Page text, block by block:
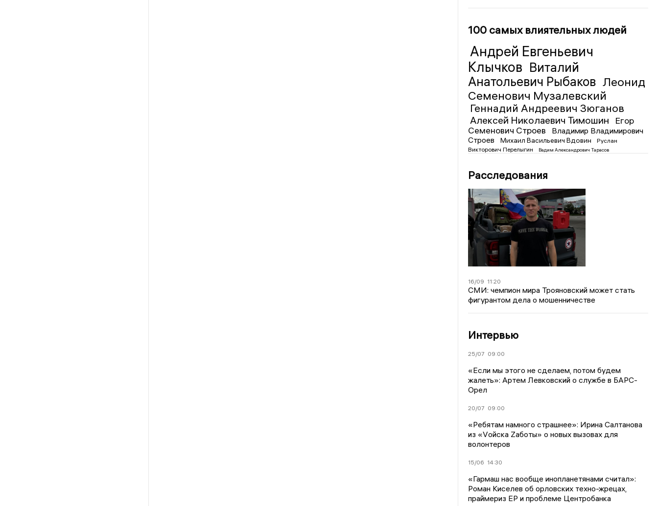
100 самых влиятельных людей
Андрей Евгеньевич
Клычков Виталий
Анатольевич Рыбаков Леонид
Семенович Музалевский
Геннадий Андреевич Зюганов
Алексей Николаевич Тимошин
Егор
Семенович Строев
Владимир Владимирович
Строев
Михаил Васильевич Вдовин
Руслан
Викторович Перелыгин
Вадим Александрович Тарасов
Расследования
16/09 11:20
СМИ: чемпион мира Трояновский может стать
фигурантом дела о мошенничестве
Интервью
25/07 09:00
«Если мы этого не сделаем, потом будем
жалеть»: Артем Левковский о службе в БАРС-
Орел
20/07 09:00
«Ребятам намного страшнее»: Ирина Салтанова
из «Vойска Zаботы» о новых вызовах для
волонтеров
15/06 14:30
«Гармаш нас вообще инопланетянами считал»:
Роман Киселев об орловских техно-жрецах,
праймериз ЕР и проблеме Центробанка